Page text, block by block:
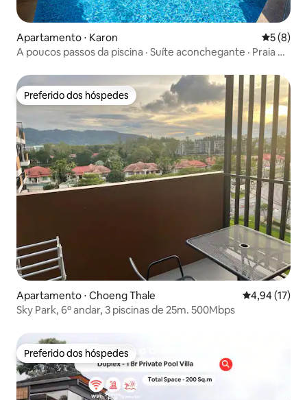
Apartamento ⋅ Karon 5 de
5 (8)
A poucos passos da piscina · Suíte aconchegante · Praia de
Preferido dos hóspedes
Preferido dos hóspedes
Apartamento ⋅ Choeng Thale 4,94 de uma
4,94 (17)
Sky Park, 6º andar, 3 piscinas de 25m. 500Mbps
Preferido dos hóspedes
Preferido dos hóspedes